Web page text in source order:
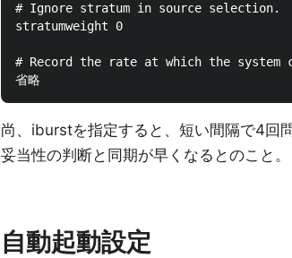
# Ignore stratum in source selection.
stratumweight 0
# Record the rate at which the system
尚、iburstを指定すると、短い間隔で4回
妥当性の判断と同期が早くなるとのこと。
自動起動設定